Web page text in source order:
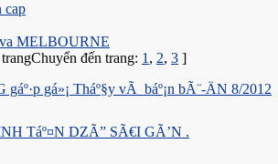
cap
MELBOURNE
Chuyển đến trang: 1 , 2, 3 ]
gá»¡ Tháº§y vÃ báº¡n bÃ¨-ÄN 8/2012
Táº¤N DZÃ” SÃ€I GÃ’N .